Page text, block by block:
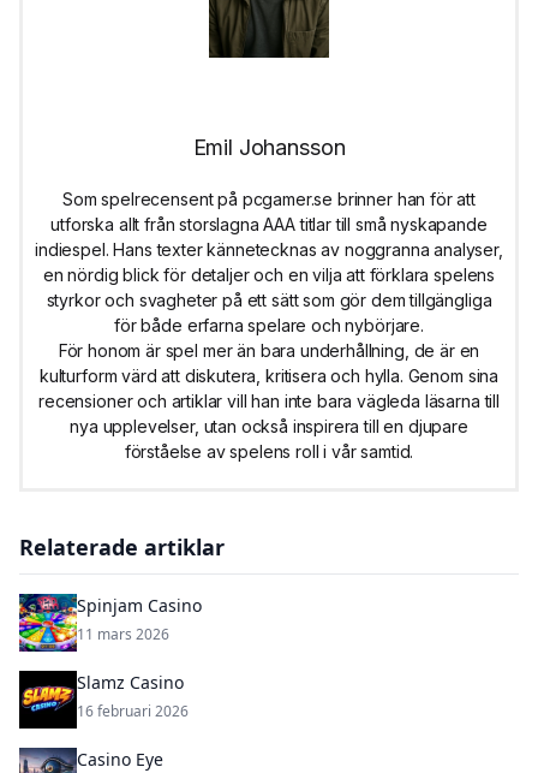
Emil Johansson
Som spelrecensent på pcgamer.se brinner han för att
utforska allt från storslagna AAA titlar till små nyskapande
indiespel. Hans texter kännetecknas av noggranna analyser,
en nördig blick för detaljer och en vilja att förklara spelens
styrkor och svagheter på ett sätt som gör dem tillgängliga
för både erfarna spelare och nybörjare.
För honom är spel mer än bara underhållning, de är en
kulturform värd att diskutera, kritisera och hylla. Genom sina
recensioner och artiklar vill han inte bara vägleda läsarna till
nya upplevelser, utan också inspirera till en djupare
förståelse av spelens roll i vår samtid.
Relaterade artiklar
Spinjam Casino
11 mars 2026
Slamz Casino
16 februari 2026
Casino Eye